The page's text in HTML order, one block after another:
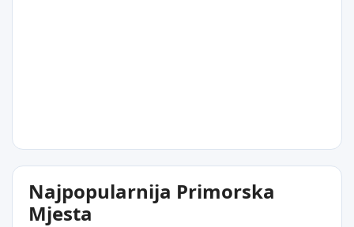
19°C
Kingston
Najpopularnija Primorska
Mjesta